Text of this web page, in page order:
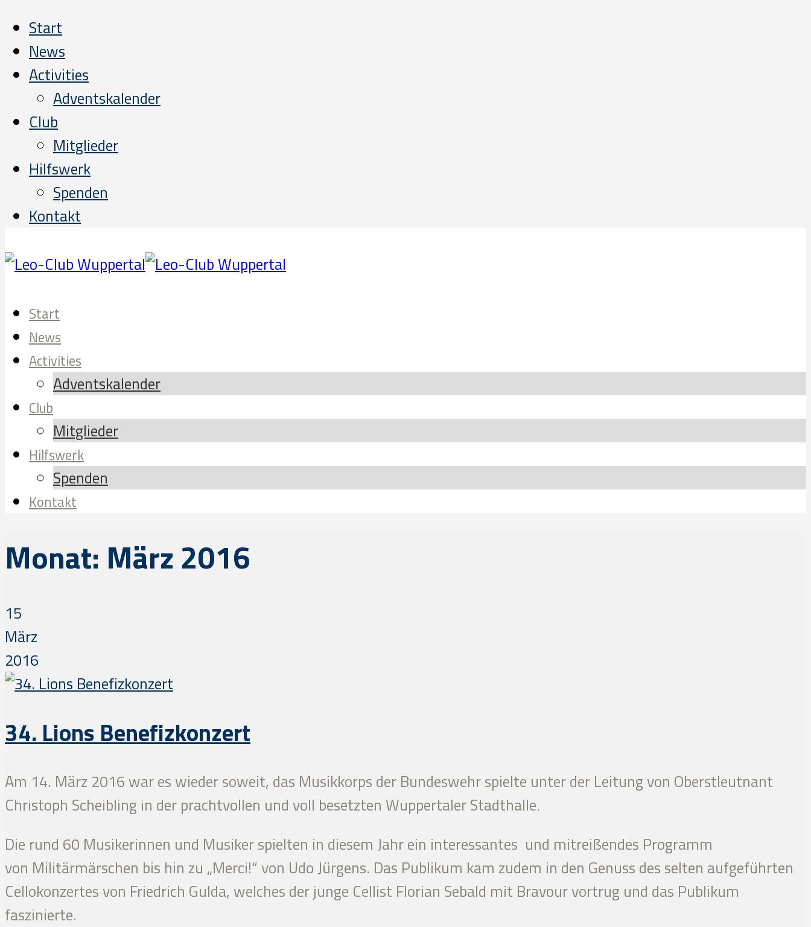
Start
News
Activities
Adventskalender
Club
Mitglieder
Hilfswerk
Spenden
Kontakt
Start
News
Activities
Adventskalender
Club
Mitglieder
Hilfswerk
Spenden
Kontakt
Monat: März 2016
15
März
2016
34. Lions Benefizkonzert
Am 14. März 2016 war es wieder soweit, das Musikkorps der Bundeswehr spielte unter der Leitung von Oberstleutnant
Christoph Scheibling in der prachtvollen und voll besetzten Wuppertaler Stadthalle.
Die rund 60 Musikerinnen und Musiker spielten in diesem Jahr ein interessantes und mitreißendes Programm
von Militärmärschen bis hin zu „Merci!“ von Udo Jürgens. Das Publikum kam zudem in den Genuss des selten aufgeführten
Cellokonzertes von Friedrich Gulda, welches der junge Cellist Florian Sebald mit Bravour vortrug und das Publikum
faszinierte.